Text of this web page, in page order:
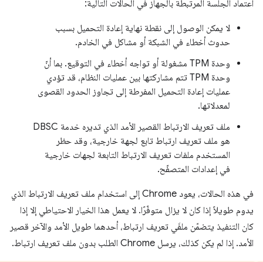
اعتماد الجلسة المرتبطة بالجهاز في الحالات التالية:
لا يمكن الوصول إلى نقطة نهاية إعادة التحميل بسبب
حدوث أخطاء في الشبكة أو مشاكل في الخادم.
وحدة TPM مشغولة أو تواجه أخطاء في التوقيع. بما أنّ
وحدة TPM تتم مشاركتها بين عمليات النظام، قد تؤدي
عمليات إعادة التحميل المفرطة إلى تجاوز الحدود القصوى
لمعدلاتها.
ملف تعريف الارتباط القصير الأمد الذي تديره خدمة DBSC
هو ملف تعريف ارتباط تابع لجهة خارجية، وقد حظر
المستخدم ملفات تعريف الارتباط التابعة لجهات خارجية
في إعدادات المتصفّح.
في هذه الحالات، يعود Chrome إلى استخدام ملف تعريف الارتباط الذي
يدوم طويلاً إذا كان لا يزال متوفّرًا. لا يعمل هذا الخيار الاحتياطي إلا إذا
كان التنفيذ يتضمّن ملفَي تعريف ارتباط، أحدهما طويل الأمد والآخر قصير
الأمد. إذا لم يكن كذلك، يرسل Chrome الطلب بدون ملف تعريف ارتباط.